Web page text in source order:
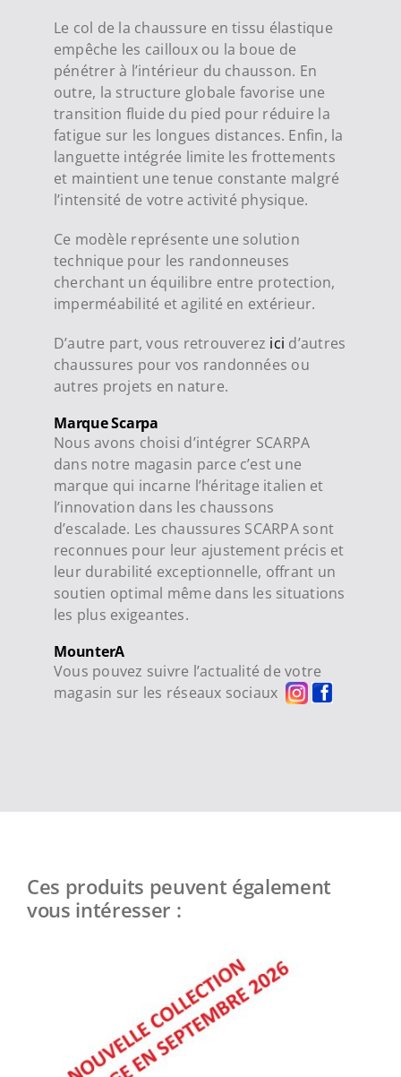
Le col de la chaussure en tissu élastique
empêche les cailloux ou la boue de
pénétrer à l’intérieur du chausson. En
outre, la structure globale favorise une
transition fluide du pied pour réduire la
fatigue sur les longues distances. Enfin, la
languette intégrée limite les frottements
et maintient une tenue constante malgré
l’intensité de votre activité physique.
Ce modèle représente une solution
technique pour les randonneuses
cherchant un équilibre entre protection,
imperméabilité et agilité en extérieur.
D’autre part, vous retrouverez ici d’autres
chaussures pour vos randonnées ou
autres projets en nature.
Marque Scarpa
Nous avons choisi d’intégrer SCARPA
dans notre magasin parce c’est une
marque qui incarne l’héritage italien et
l’innovation dans les chaussons
d’escalade. Les chaussures SCARPA sont
reconnues pour leur ajustement précis et
leur durabilité exceptionnelle, offrant un
soutien optimal même dans les situations
les plus exigeantes.
MounterA
Vous pouvez suivre l’actualité de votre
magasin sur les réseaux sociaux
Ces produits peuvent également
vous intéresser :